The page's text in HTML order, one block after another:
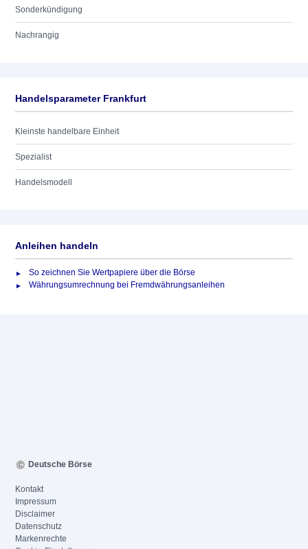
Sonderkündigung
Nachrangig
Handelsparameter Frankfurt
Kleinste handelbare Einheit
Spezialist
Handelsmodell
Anleihen handeln
So zeichnen Sie Wertpapiere über die Börse
Währungsumrechnung bei Fremdwährungsanleihen
Deutsche Börse
Kontakt
Impressum
Disclaimer
Datenschutz
Markenrechte